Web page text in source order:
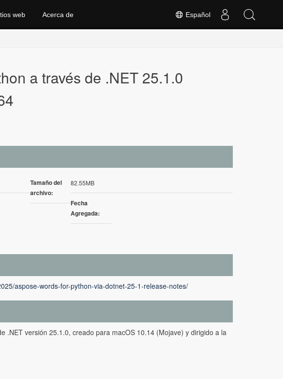
Español
web Acerca de
a través de .NET 25.1.0
Tamaño del
archivo:
82.55MB
Fecha
Agregada:
aspose-words-for-python-via-dotnet-25-1-release-notes/
.NET versión 25.1.0, creado para macOS 10.14 (Mojave) y dirigido a la